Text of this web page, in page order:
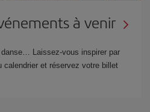
à venir
Laissez-vous inspirer par
calendrier et réservez votre billet